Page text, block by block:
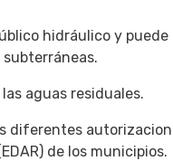
hidráulico y
aguas residuales.
diferentes
de los municipios.